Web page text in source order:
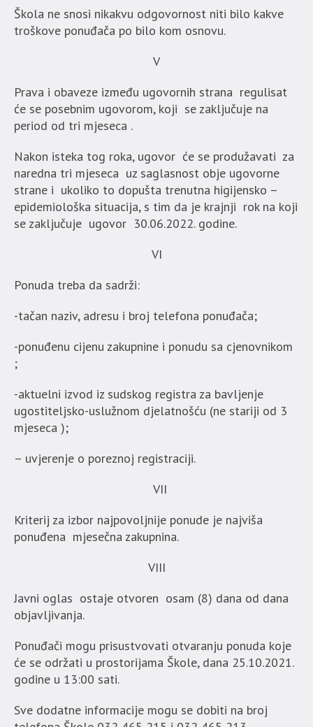
Škola ne snosi nikakvu odgovornost niti bilo kakve
troškove ponuđača po bilo kom osnovu.
V
Prava i obaveze između ugovornih strana regulisat
će se posebnim ugovorom, koji se zaključuje na
period od tri mjeseca .
Nakon isteka tog roka, ugovor će se produžavati za
naredna tri mjeseca uz saglasnost obje ugovorne
strane i ukoliko to dopušta trenutna higijensko –
epidemiološka situacija, s tim da je krajnji rok na koji
se zaključuje ugovor 30.06.2022. godine.
VI
Ponuda treba da sadrži:
-tačan naziv, adresu i broj telefona ponuđača;
-ponuđenu cijenu zakupnine i ponudu sa cjenovnikom
;
-aktuelni izvod iz sudskog registra za bavljenje
ugostiteljsko-uslužnom djelatnošću (ne stariji od 3
mjeseca );
– uvjerenje o poreznoj registraciji.
VII
Kriterij za izbor najpovoljnije ponude je najviša
ponuđena mjesečna zakupnina.
VIII
Javni oglas ostaje otvoren osam (8) dana od dana
objavljivanja.
Ponuđači mogu prisustvovati otvaranju ponuda koje
će se održati u prostorijama Škole, dana 25.10.2021.
godine u 13:00 sati.
Sve dodatne informacije mogu se dobiti na broj